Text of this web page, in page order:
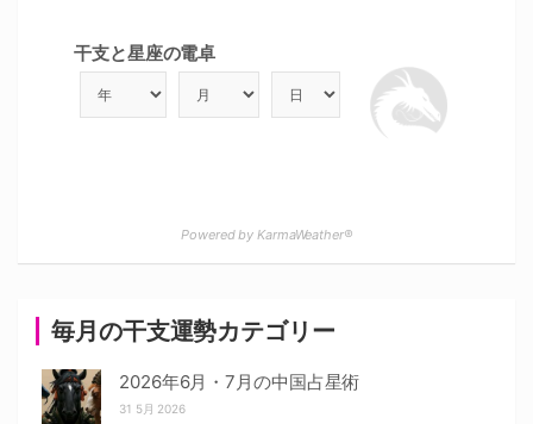
毎月の干支運勢カテゴリー
2026年6月・7月の中国占星術
31 5月 2026
干支と星座の電卓
Powered by KarmaWeather®